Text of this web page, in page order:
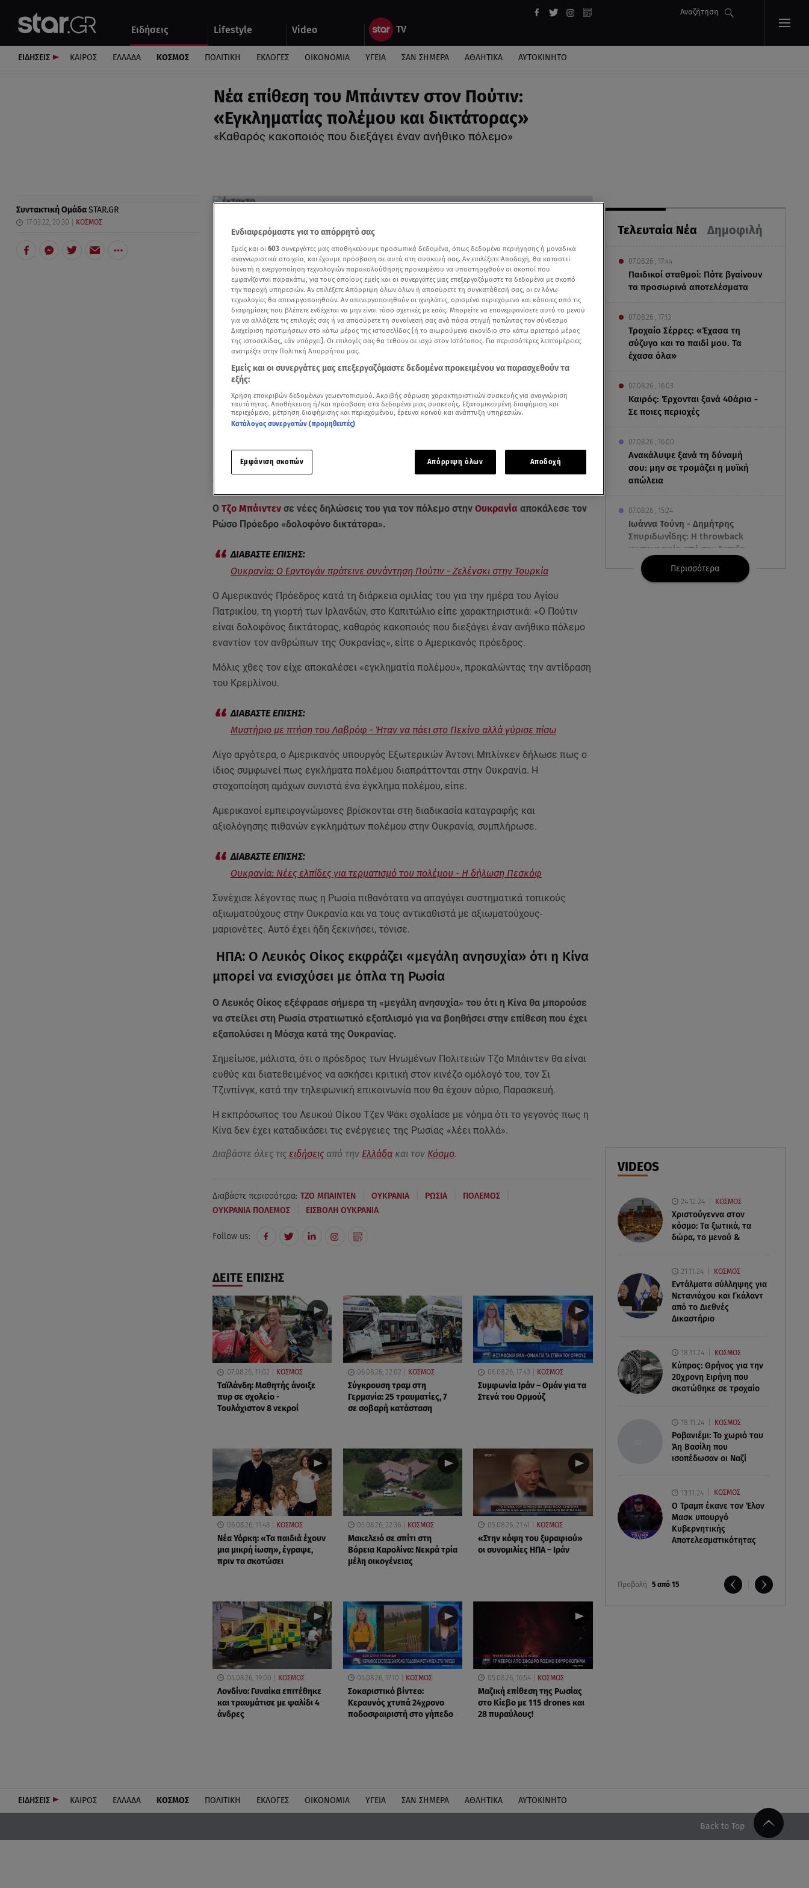
Ειδήσεις Lifestyle Video
Αναζήτηση
Αυτοκίνητο
ΕΙΔΗΣΕΙΣ ΚΑΙΡΟΣ ΕΛΛΑΔΑ ΚΟΣΜΟΣ ΠΟΛΙΤΙΚΗ ΕΚΛΟΓΕΣ ΟΙΚΟΝΟΜΙΑ ΥΓΕΙΑ ΣΑΝ ΣΗΜΕΡΑ ΑΘΛΗΤΙΚΑ ΑΥΤΟΚΙΝΗΤΟ
Νέα επίθεση του Μπάιντεν στον Πούτιν:
«Εγκληματίας πολέμου και δικτάτορας»
«Καθαρός κακοποιός που διεξάγει έναν ανήθικο πόλεμο»
Τελευταία Νέα Δημοφιλή
07.08.26 , 17:44
Παιδικοί σταθμοί: Πότε βγαίνουν
τα προσωρινά αποτελέσματα
07.08.26 , 17:13
Τροχαίο Σέρρες: «Έχασα τη
σύζυγο και το παιδί μου. Τα
έχασα όλα»
07.08.26 , 16:03
Καιρός: Έρχονται ξανά 40άρια -
Σε ποιες περιοχές
07.08.26 , 16:00
Ανακάλυψε ξανά τη δύναμή
σου: μην σε τρομάζει η μυϊκή
απώλεια
07.08.26 , 15:24
Ιωάννα Τούνη - Δημήτρης
Σπυριδωνίδης: Η throwback
φωτογραφία από την Ίμπιζα
07.08.26 , 15:21
Συνελήφθη 31χρονος για τις
δολοφονίες του «Ζαμπόν» και
του Σκαφτούρου
Περισσότερα
VIDEOS
24.12.24 ΚΟΣΜΟΣ
Χριστούγεννα στον
κόσμο: Tα ξωτικά, τα
δώρα, το μενού &
21.11.24 ΚΟΣΜΟΣ
Εντάλματα σύλληψης για
Νετανιάχου και Γκάλαντ
από το Διεθνές
Δικαστήριο
18.11.24 ΚΟΣΜΟΣ
Κύπρος: Θρήνος για την
20χρονη Ειρήνη που
σκοτώθηκε σε τροχαίο
18.11.24 ΚΟΣΜΟΣ
Ροβανιέμι: Το χωριό του
Άη Βασίλη που
ισοπέδωσαν οι Ναζί
13.11.24 ΚΟΣΜΟΣ
O Τραμπ έκανε τον Έλον
Μασκ υπουργό
Κυβερνητικής
Αποτελεσματικότητας
Προβολή 5 από 15
Συντακτική ΟμάδαSTAR.GR
17.03.22, 20:30 ΚΟΣΜΟΣ
Δείτε περισσότερα άρθρα μας στα αποτελέσματα αναζήτησης
Add star.gr on Google
Ο Τζο Μπάιντενσε νέες δηλώσεις του για τον πόλεμο στην Ουκρανία αποκάλεσε τον
Ρώσο Πρόεδρο «δολοφόνο δικτάτορα».
Ουκρανία: Ο Ερντογάν πρότεινε συνάντηση Πούτιν - Ζελένσκι στην Τουρκία
Ο Αμερικανός Πρόεδρος κατά τη διάρκεια ομιλίας του για την ημέρα του Αγίου
Πατρικίου, τη γιορτή των Ιρλανδών, στο Καπιτώλιο είπε χαρακτηριστικά: «Ο Πούτιν
είναι δολοφόνος δικτάτορας, καθαρός κακοποιός που διεξάγει έναν ανήθικο πόλεμο
εναντίον τον ανθρώπων της Ουκρανίας», είπε ο Αμερικανός πρόεδρος.
Μόλις χθες τον είχε αποκαλέσει «εγκληματία πολέμου», προκαλώντας την αντίδραση
του Κρεμλίνου.
Μυστήριο με πτήση του Λαβρόφ - Ήταν να πάει στο Πεκίνο αλλά γύρισε πίσω
Λίγο αργότερα, ο Αμερικανός υπουργός Εξωτερικών Άντονι Μπλίνκεν δήλωσε πως ο
ίδιος συμφωνεί πως εγκλήματα πολέμου διαπράττονται στην Ουκρανία. Η
στοχοποίηση αμάχων συνιστά ένα έγκλημα πολέμου, είπε.
Αμερικανοί εμπειρογνώμονες βρίσκονται στη διαδικασία καταγραφής και
αξιολόγησης πιθανών εγκλημάτων πολέμου στην Ουκρανία, συμπλήρωσε.
Ουκρανία: Νέες ελπίδες για τερματισμό του πολέμου - Η δήλωση Πεσκόφ
Συνέχισε λέγοντας πως η Ρωσία πιθανότατα να απαγάγει συστηματικά τοπικούς
αξιωματούχους στην Ουκρανία και να τους αντικαθιστά με αξιωματούχους-
μαριονέτες. Αυτό έχει ήδη ξεκινήσει, τόνισε.
ΗΠΑ: Ο Λευκός Οίκος εκφράζει «μεγάλη ανησυχία» ότι η Κίνα
μπορεί να ενισχύσει με όπλα τη Ρωσία
Ο Λευκός Οίκος εξέφρασε σήμερα τη «μεγάλη ανησυχία» του ότι η Κίνα θα μπορούσε
να στείλει στη Ρωσία στρατιωτικό εξοπλισμό για να βοηθήσει στην επίθεση που έχει
εξαπολύσει η Μόσχα κατά της Ουκρανίας.
Σημείωσε, μάλιστα, ότι ο πρόεδρος των Ηνωμένων Πολιτειών Τζο Μπάιντεν θα είναι
ευθύς και διατεθειμένος να ασκήσει κριτική στον κινέζο ομόλογό του, τον Σι
Τζινπίνγκ, κατά την τηλεφωνική επικοινωνία που θα έχουν αύριο, Παρασκευή.
Η εκπρόσωπος του Λευκού Οίκου Τζεν Ψάκι σχολίασε με νόημα ότι το γεγονός πως η
Κίνα δεν έχει καταδικάσει τις ενέργειες της Ρωσίας «λέει πολλά».
Διαβάστε όλες τις ειδήσειςαπό την Ελλάδακαι τον Κόσμο.
Διαβάστε περισσότερα: ΤΖΟ ΜΠΑΙΝΤΕΝ ΟΥΚΡΑΝΙΑ ΡΩΣΙΑ ΠΟΛΕΜΟΣ
ΟΥΚΡΑΝΙΑ ΠΟΛΕΜΟΣ ΕΙΣΒΟΛΗ ΟΥΚΡΑΝΙΑ
Follow us:
ΔΕΙΤΕ ΕΠΙΣΗΣ
07.08.26, 11:02 ΚΟΣΜΟΣ
Ταϊλάνδη: Μαθητής άνοιξε
πυρ σε σχολείο -
Τουλάχιστον 8 νεκροί
06.08.26, 22:02 ΚΟΣΜΟΣ
Σύγκρουση τραμ στη
Γερμανία: 25 τραυματίες, 7
σε σοβαρή κατάσταση
06.08.26, 17:43 ΚΟΣΜΟΣ
Συμφωνία Ιράν – Ομάν για τα
Στενά του Ορμούζ
06.08.26, 11:48 ΚΟΣΜΟΣ
Νέα Υόρκη: «Τα παιδιά έχουν
μια μικρή ίωση», έγραψε,
πριν τα σκοτώσει
05.08.26, 22:36 ΚΟΣΜΟΣ
Μακελειό σε σπίτι στη
Βόρεια Καρολίνα: Νεκρά τρία
μέλη οικογένειας
05.08.26, 21:41 ΚΟΣΜΟΣ
«Στην κόψη του ξυραφιού»
οι συνομιλίες ΗΠΑ – Ιράν
05.08.26, 19:00 ΚΟΣΜΟΣ
Λονδίνο: Γυναίκα επιτέθηκε
και τραυμάτισε με ψαλίδι 4
άνδρες
05.08.26, 17:10 ΚΟΣΜΟΣ
Σοκαριστικό βίντεο:
Κεραυνός χτυπά 24χρονο
ποδοσφαιριστή στο γήπεδο
05.08.26, 16:54 ΚΟΣΜΟΣ
Μαζική επίθεση της Ρωσίας
στο Κίεβο με 115 drones και
28 πυραύλους!
ΕΙΔΗΣΕΙΣ ΚΑΙΡΟΣ ΕΛΛΑΔΑ ΚΟΣΜΟΣ ΠΟΛΙΤΙΚΗ ΕΚΛΟΓΕΣ ΟΙΚΟΝΟΜΙΑ ΥΓΕΙΑ ΣΑΝ ΣΗΜΕΡΑ ΑΘΛΗΤΙΚΑ ΑΥΤΟΚΙΝΗΤΟ
Back to Top
Ενδιαφερόμαστε για το απόρρητό σας
Εμείς και οι 603 συνεργάτες μας αποθηκεύουμε προσωπικά δεδομένα, όπως δεδομένα περιήγησης ή μοναδικά
αναγνωριστικά στοιχεία, και έχουμε πρόσβαση σε αυτά στη συσκευή σας. Αν επιλέξετε Αποδοχή, θα καταστεί
δυνατή η ενεργοποίηση τεχνολογιών παρακολούθησης προκειμένου να υποστηριχθούν οι σκοποί που
εμφανίζονται παρακάτω, για τους οποίους εμείς και οι συνεργάτες μας επεξεργαζόμαστε τα δεδομένα με σκοπό
την παροχή υπηρεσιών. Αν επιλέξετε Απόρριψη όλων όλων ή αποσύρετε τη συγκατάθεσή σας, οι εν λόγω
τεχνολογίες θα απενεργοποιηθούν. Αν απενεργοποιηθούν οι ιχνηλάτες, ορισμένο περιεχόμενο και κάποιες από τις
διαφημίσεις που βλέπετε ενδέχεται να μην είναι τόσο σχετικές με εσάς. Μπορείτε να επανεμφανίσετε αυτό το μενού
για να αλλάξετε τις επιλογές σας ή να αποσύρετε τη συναίνεσή σας ανά πάσα στιγμή πατώντας τον σύνδεσμο
Διαχείριση προτιμήσεων στο κάτω μέρος της ιστοσελίδας [ή το αιωρούμενο εικονίδιο στο κάτω αριστερό μέρος
της ιστοσελίδας, εάν υπάρχει]. Οι επιλογές σας θα τεθούν σε ισχύ στον Ιστότοπος. Για περισσότερες λεπτομέρειες
ανατρέξτε στην Πολιτική Απορρήτου μας.
Εμείς και οι συνεργάτες μας επεξεργαζόμαστε δεδομένα προκειμένου να παρασχεθούν τα
εξής:
Χρήση επακριβών δεδομένων γεωεντοπισμού. Ακριβής σάρωση χαρακτηριστικών συσκευής για αναγνώριση
ταυτότητας. Αποθήκευση ή/και πρόσβαση στα δεδομένα μιας συσκευής. Εξατομικευμένη διαφήμιση και
περιεχόμενο, μέτρηση διαφήμισης και περιεχομένου, έρευνα κοινού και ανάπτυξη υπηρεσιών.
Κατάλογος συνεργατών (προμηθευτές)
Εμφάνιση σκοπών Απόρριψη όλων Αποδοχή